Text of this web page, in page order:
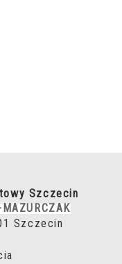
Szczecin
Szczecin